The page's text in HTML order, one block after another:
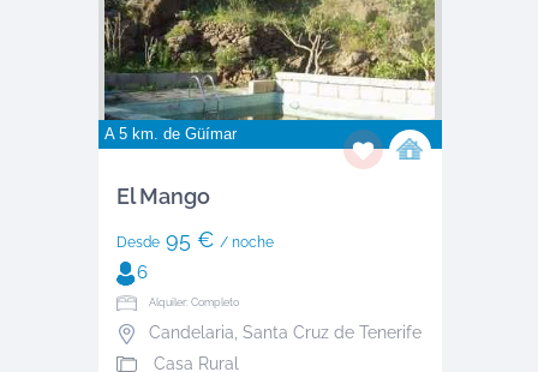
A 5 km. de Güímar
El Mango
Desde95 € / noche
6
Alquiler: Completo
Candelaria Santa Cruz de Tenerife
Casa Rural